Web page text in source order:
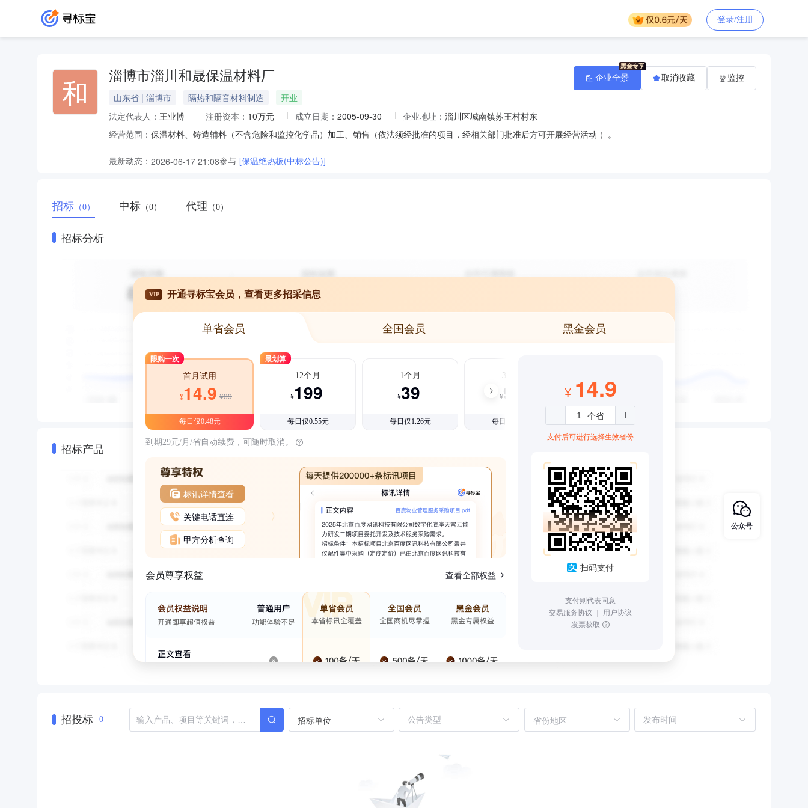
登录/注册
和 淄博市淄川和晟保温材料厂
山东省 | 淄博市 隔热和隔音材料制造
开业
法定代表人： 王业博 注册资本： 10万元 成立日期： 2005-09-30 企业地址： 淄川区城南镇苏王村村东
经营范围： 保温材料、铸造辅料（不含危险和监控化学品）加工、销售（依法须经批准的项目，经相关部门批准后方可开展经营活动 ）。
最新动态： 2026-06-17 21:08参与 [保温绝热板(中标公告)]
企业全景 取消收藏 监控
招标 （0） 中标 （0） 代理 （0）
招标分析
招标产品
VIP 开通寻标宝会员，查看更多招采信息
单省会员 全国会员 黑金会员
限购一次
首月试用
¥14.9 ¥39
每日仅0.48元
最划算
12个月
¥199
每日仅0.55元
1个月
¥39
每日仅1.26元
3个月
¥99
每日仅1.08元
到期29元/月/省自动续费，可随时取消。
标讯详情查看
关键电话直连
甲方分析查询
会员尊享权益 查看全部权益
¥ 14.9
支付后可进行选择生效省份
扫码支付
支付则代表同意
交易服务协议 ｜ 用户协议
发票获取
招投标 0 招标单位 省份地区
公众号